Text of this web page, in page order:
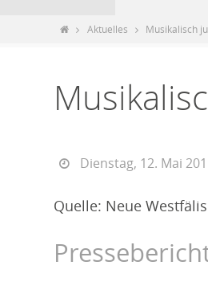
Aktuelles Musikalisch
Dienstag, 12. Mai
Quelle: Neue